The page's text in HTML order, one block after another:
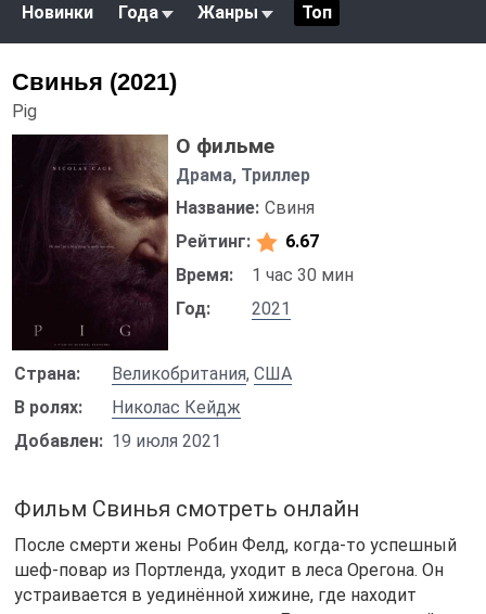
Новинки Года Жанры Топ
Свинья (2021)
Pig
О фильме
Драма, Триллер
Название: Свиня
Рейтинг:
6.67
Время:
1 час 30 мин
Год:
2021
Страна: Великобритания,США
В ролях:
Николас Кейдж
Добавлен: 19 июля 2021
Фильм Свинья смотреть онлайн
После смерти жены Робин Фелд, когда-то успешный
шеф-повар из Портленда, уходит в леса Орегона. Он
устраивается в уединённой хижине, где находит